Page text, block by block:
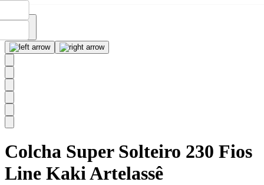
Colcha Super Solteiro 230 Fios
Line Kaki Artelassê